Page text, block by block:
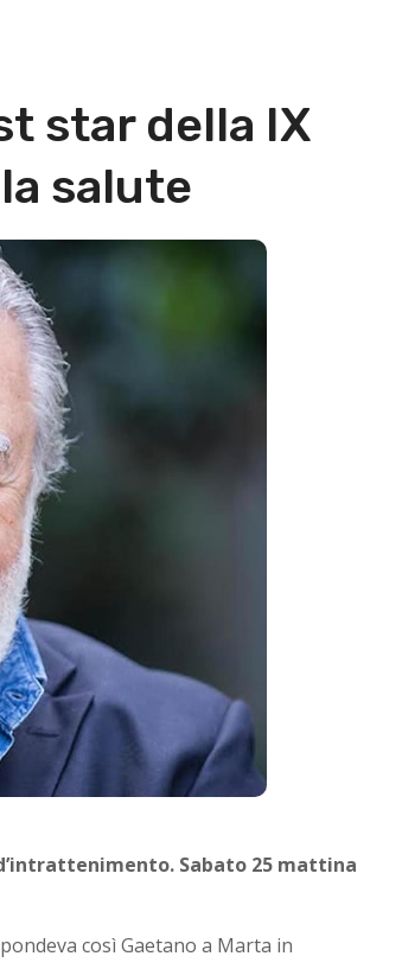
star della IX
salute
Sabato 25 mattina
così Gaetano a Marta in